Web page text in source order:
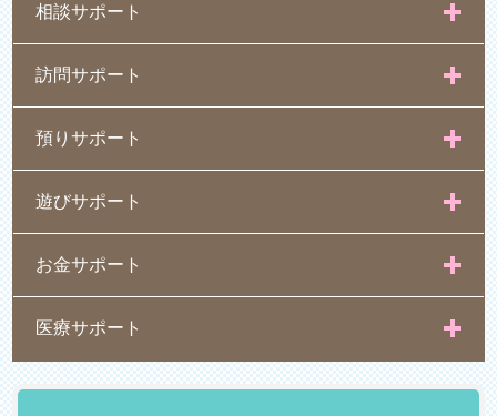
相談サポート
訪問サポート
預りサポート
遊びサポート
お金サポート
医療サポート